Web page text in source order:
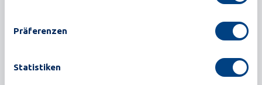
Präferenzen
Statistiken